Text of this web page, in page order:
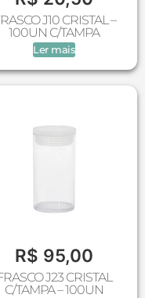
J10 CRISTAL –
100UN C/TAMPA
Ler mais
R$ 95,00
J23 CRISTAL
C/TAMPA – 100UN